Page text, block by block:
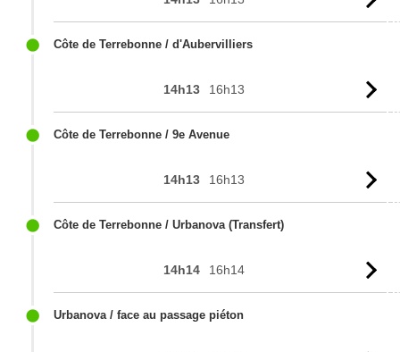
Côte de Terrebonne / d'Aubervilliers
14h13 16h13
Côte de Terrebonne / 9e Avenue
14h13 16h13
Côte de Terrebonne / Urbanova (Transfert)
14h14 16h14
Urbanova / face au passage piéton